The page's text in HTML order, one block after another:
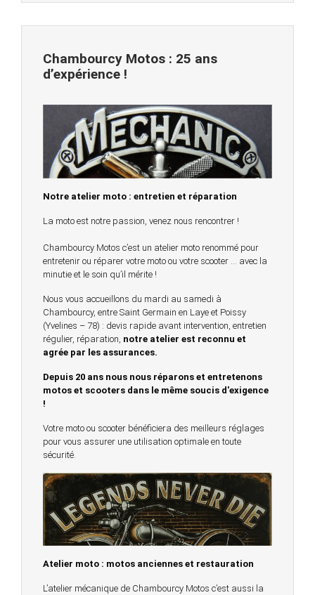
Chambourcy Motos : 25 ans
d’expérience !
Notre atelier moto : entretien et réparation
La moto est notre passion, venez nous rencontrer !
Chambourcy Motos c’est un atelier moto renommé pour
entretenir ou réparer votre moto ou votre scooter … avec la
minutie et le soin qu’il mérite !
Nous vous accueillons du mardi au samedi à
Chambourcy, entre Saint Germain en Laye et Poissy
(Yvelines – 78) : devis rapide avant intervention, entretien
régulier, réparation, notre atelier est reconnu et
agrée par les assurances.
Depuis 20 ans nous nous réparons et entretenons
motos et scooters dans le même soucis d'exigence
!
Votre moto ou scooter bénéficiera des meilleurs réglages
pour vous assurer une utilisation optimale en toute
sécurité.
Atelier moto : motos anciennes et restauration
L’atelier mécanique de Chambourcy Motos c’est aussi la